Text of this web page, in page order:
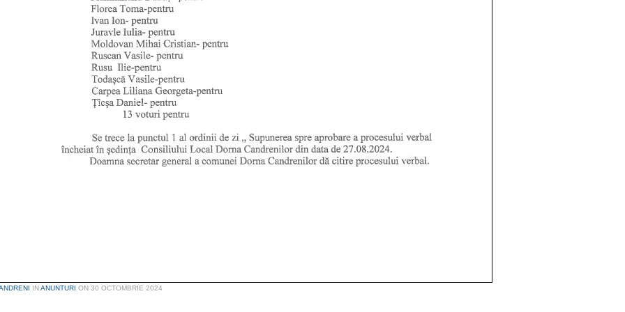
INANUNTURI ON 30 OCTOMBRIE 2024